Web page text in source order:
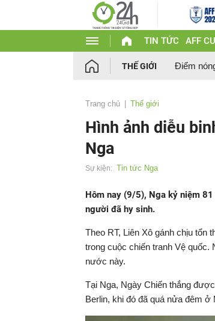
TIN TỨC AFF
THẾ GIỚI Điểm
Trang chủ Thế giới
Hình ảnh diễu
Nga
Sự kiện: Tin tức Nga
Hôm nay (9/5), Nga kỷ niệm
người đã hy sinh.
Theo RT, Liên Xô gánh chịu tổn
trong cuộc chiến tranh Vệ quốc.
nước này.
Tại Nga, Ngày Chiến thắng
Berlin, khi đó đã quá nửa đêm ở